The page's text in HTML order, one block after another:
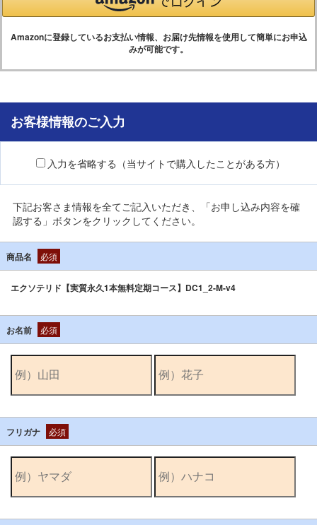
Amazonに登録しているお支払い情報、お届け先情報を使用して簡単にお申込
みが可能です。
お客様情報のご入力
入力を省略する（当サイトで購入したことがある方）
下記お客さま情報を全てご記入いただき、「お申し込み内容を確
認する」ボタンをクリックしてください。
商品名 必須
エクソテリド【実質永久1本無料定期コース】DC1_2-M-v4
お名前 必須
フリガナ 必須